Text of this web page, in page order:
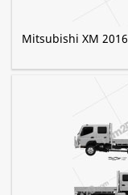
Mitsubishi XM 2016